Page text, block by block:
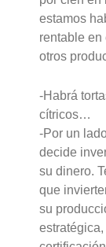
estamos
rentable en
otros
-Habrá
cítricos…
-Por un
decide
su dinero.
que
su